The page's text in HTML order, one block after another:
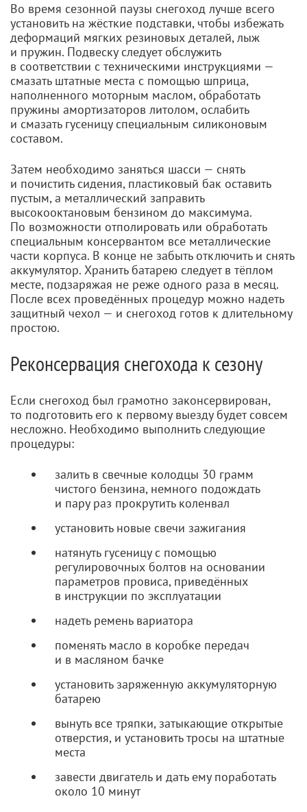
Во время сезонной паузы снегоход лучше всего
установить на жёсткие подставки, чтобы избежать
деформаций мягких резиновых деталей, лыж
и пружин. Подвеску следует обслужить
в соответствии с техническими инструкциями —
смазать штатные места с помощью шприца,
наполненного моторным маслом, обработать
пружины амортизаторов литолом, ослабить
и смазать гусеницу специальным силиконовым
составом.
Затем необходимо заняться шасси — снять
и почистить сидения, пластиковый бак оставить
пустым, а металлический заправить
высокооктановым бензином до максимума.
По возможности отполировать или обработать
специальным консервантом все металлические
части корпуса. В конце не забыть отключить и снять
аккумулятор. Хранить батарею следует в тёплом
месте, подзаряжая не реже одного раза в месяц.
После всех проведённых процедур можно надеть
защитный чехол — и снегоход готов к длительному
простою.
Реконсервация снегохода к сезону
Если снегоход был грамотно законсервирован,
то подготовить его к первому выезду будет совсем
несложно. Необходимо выполнить следующие
процедуры:
залить в свечные колодцы 30 грамм
чистого бензина, немного подождать
и пару раз прокрутить коленвал
установить новые свечи зажигания
натянуть гусеницу с помощью
регулировочных болтов на основании
параметров провиса, приведённых
в инструкции по эксплуатации
надеть ремень вариатора
поменять масло в коробке передач
и в масляном бачке
установить заряженную аккумуляторную
батарею
вынуть все тряпки, затыкающие открытые
отверстия, и установить тросы на штатные
места
завести двигатель и дать ему поработать
около 10 минут